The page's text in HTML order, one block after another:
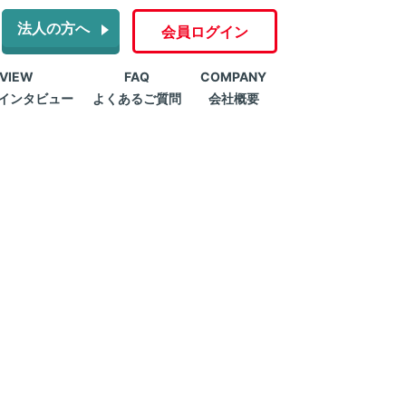
法人の方へ 会員ログイン
ンタビュー
FAQ
よくあるご質問
COMPANY
会社概要